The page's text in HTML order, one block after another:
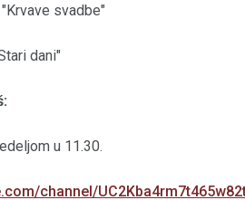
svadbe"
dani"
u 11.30.
channel/